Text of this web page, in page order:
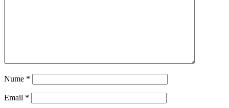
Nume *
Email *